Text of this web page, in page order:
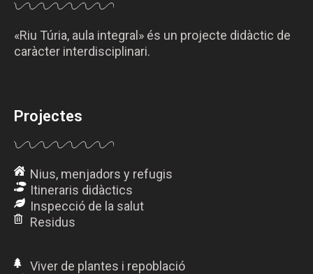
«Riu Túria, aula integral» és un projecte didàctic de
caràcter interdisciplinari.
Projectes
Nius, menjadors y refugis
Itineraris didàctics
Inspecció de la salut
Residus
Viver de plantes i repoblació